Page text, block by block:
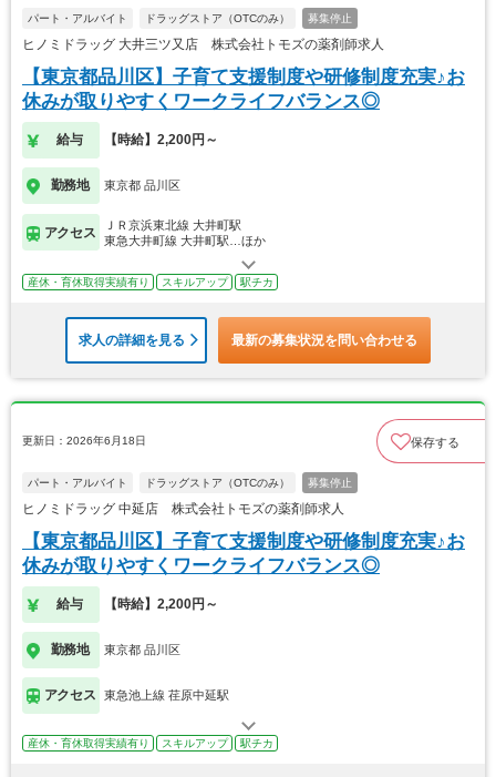
パート・アルバイト ドラッグストア（OTCのみ） 募集停止
ヒノミドラッグ 大井三ツ又店 株式会社トモズの薬剤師求人
【東京都品川区】子育て支援制度や研修制度充実♪お
休みが取りやすくワークライフバランス◎
給与 【時給】2,200円～
勤務地 東京都 品川区
アクセス
ＪＲ京浜東北線 大井町駅
東急大井町線 大井町駅…ほか
産休・育休取得実績有り スキルアップ 駅チカ
求人の詳細を見る 最新の募集状況を問い合わせる
更新日：2026年6月18日 保存する
パート・アルバイト ドラッグストア（OTCのみ） 募集停止
ヒノミドラッグ 中延店 株式会社トモズの薬剤師求人
【東京都品川区】子育て支援制度や研修制度充実♪お
休みが取りやすくワークライフバランス◎
給与 【時給】2,200円～
勤務地 東京都 品川区
アクセス 東急池上線 荏原中延駅
産休・育休取得実績有り スキルアップ 駅チカ